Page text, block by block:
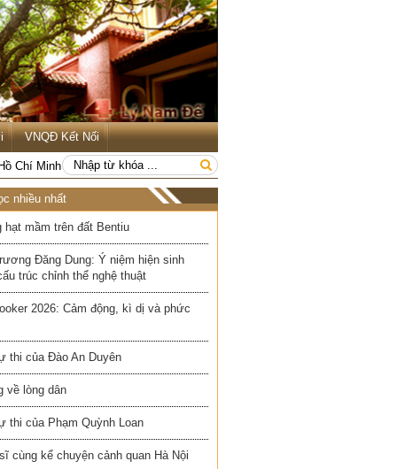
VNQĐ Kết Nối
Chí Minh
nhiều nhất
hạt mầm trên đất Bentiu
Đăng Dung: Ý niệm hiện sinh
trúc chỉnh thể nghệ thuật
2026: Cảm động, kì dị và phức
thi của Đào An Duyên
về lòng dân
thi của Phạm Quỳnh Loan
cùng kể chuyện cảnh quan Hà Nội